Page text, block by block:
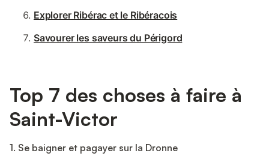
Explorer Ribérac et le Ribéracois
Savourer les saveurs du Périgord
Top 7 des choses à faire à
Saint-Victor
1. Se baigner et pagayer sur la Dronne